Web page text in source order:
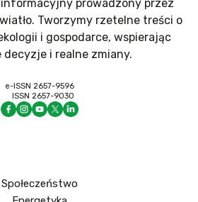
prowadzony przez
Tworzymy rzetelne treści o
i gospodarce, wspierając
decyzje i realne zmiany.
e-ISSN 2657-9596
ISSN 2657-9030
Społeczeństwo